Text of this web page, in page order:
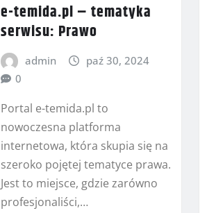
e-temida.pl – tematyka
serwisu: Prawo
admin
paź 30, 2024
0
Portal e-temida.pl to
nowoczesna platforma
internetowa, która skupia się na
szeroko pojętej tematyce prawa.
Jest to miejsce, gdzie zarówno
profesjonaliści,…